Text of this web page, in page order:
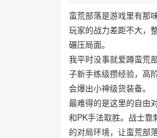
蛮荒部落是游戏里有那
玩家的战力差距不大，
碾压局面。
我平时没事就爱蹲蛮荒
子新手练级攒经验，高
会爆出小神级货装备。
最难得的是这里的自由
和PK手法取胜。战士
的对局环境，让蛮荒部